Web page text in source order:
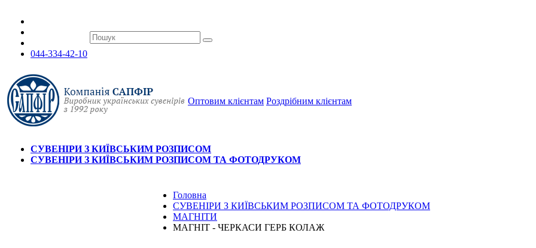
044-334-42-10
Оптовим клієнтам Роздрібним клієнтам
СУВЕНІРИ З КИЇВСЬКИМ РОЗПИСОМ
СУВЕНІРИ З КИЇВСЬКИМ РОЗПИСОМ ТА ФОТОДРУКОМ
Головна
СУВЕНІРИ З КИЇВСЬКИМ РОЗПИСОМ ТА ФОТОДРУКОМ
МАГНІТИ
МАГНІТ - ЧЕРКАСИ ГЕРБ КОЛАЖ